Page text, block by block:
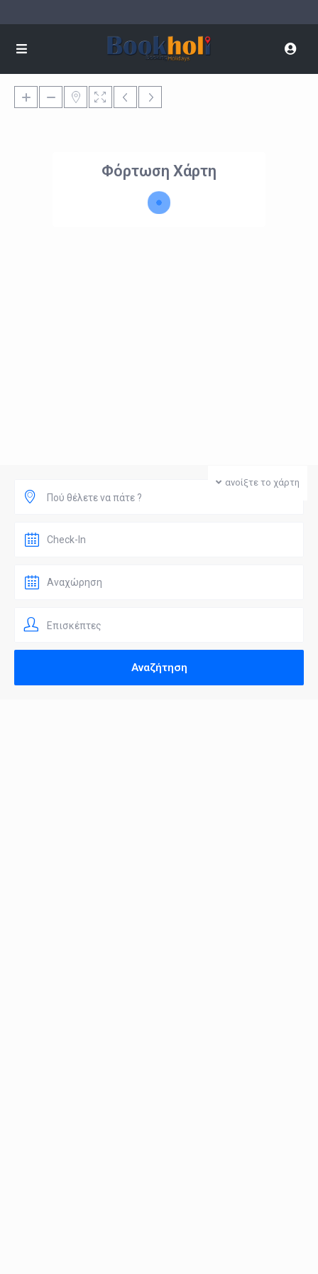
Φόρτωση Χάρτη
ανοίξτε το χάρτη
Πού θέλετε να πάτε ?
Επισκέπτες